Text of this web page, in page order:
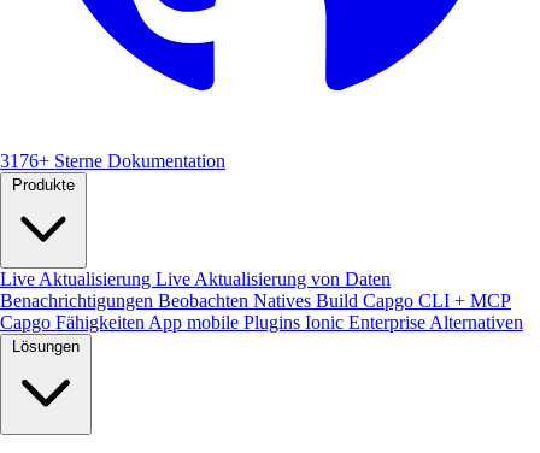
3176+ Sterne Dokumentation
Produkte
Live Aktualisierung Live Aktualisierung von Daten
Benachrichtigungen Beobachten Natives Build Capgo CLI + MCP
Capgo Fähigkeiten App mobile Plugins Ionic Enterprise Alternativen
Lösungen